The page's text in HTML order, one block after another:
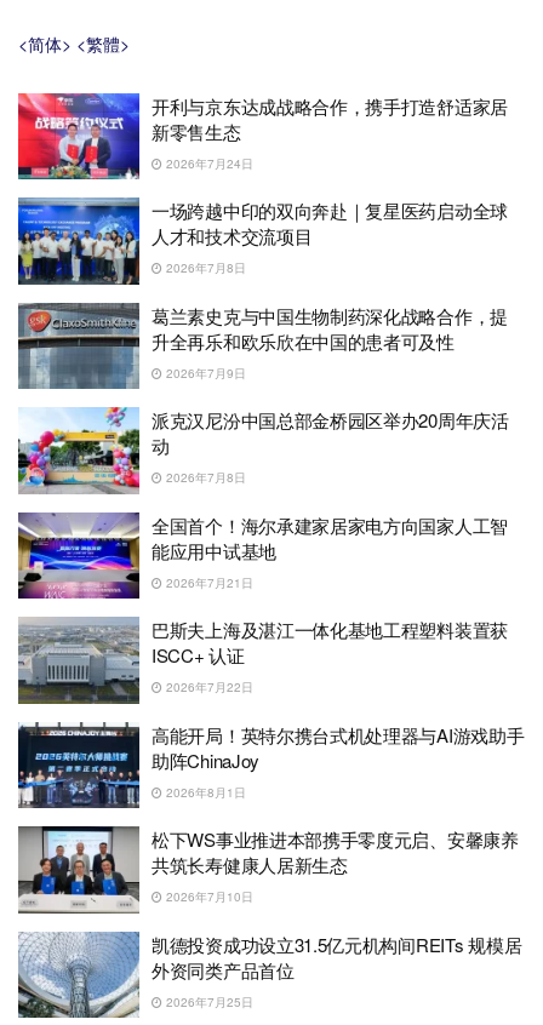
<简体> <繁體>
开利与京东达成战略合作，携手打造舒适家居
新零售生态
2026年7月24日
一场跨越中印的双向奔赴｜复星医药启动全球
人才和技术交流项目
2026年7月8日
葛兰素史克与中国生物制药深化战略合作，提
升全再乐和欧乐欣在中国的患者可及性
2026年7月9日
派克汉尼汾中国总部金桥园区举办20周年庆活
动
2026年7月8日
全国首个！海尔承建家居家电方向国家人工智
能应用中试基地
2026年7月21日
巴斯夫上海及湛江一体化基地工程塑料装置获
ISCC+ 认证
2026年7月22日
高能开局！英特尔携台式机处理器与AI游戏助手
助阵ChinaJoy
2026年8月1日
松下WS事业推进本部携手零度元启、安馨康养
共筑长寿健康人居新生态
2026年7月10日
凯德投资成功设立31.5亿元机构间REITs 规模居
外资同类产品首位
2026年7月25日